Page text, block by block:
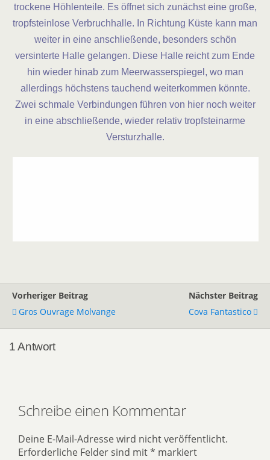
trockene Höhlenteile. Es öffnet sich zunächst eine große,
tropfsteinlose Verbruchhalle. In Richtung Küste kann man
weiter in eine anschließende, besonders schön
versinterte Halle gelangen. Diese Halle reicht zum Ende
hin wieder hinab zum Meerwasserspiegel, wo man
allerdings höchstens tauchend weiterkommen könnte.
Zwei schmale Verbindungen führen von hier noch weiter
in eine abschließende, wieder relativ tropfsteinarme
Versturzhalle.
Vorheriger Beitrag
Gros Ouvrage Molvange
Nächster Beitrag
Cova Fantastico
1 Antwort
Schreibe einen Kommentar
Deine E-Mail-Adresse wird nicht veröffentlicht.
Erforderliche Felder sind mit* markiert